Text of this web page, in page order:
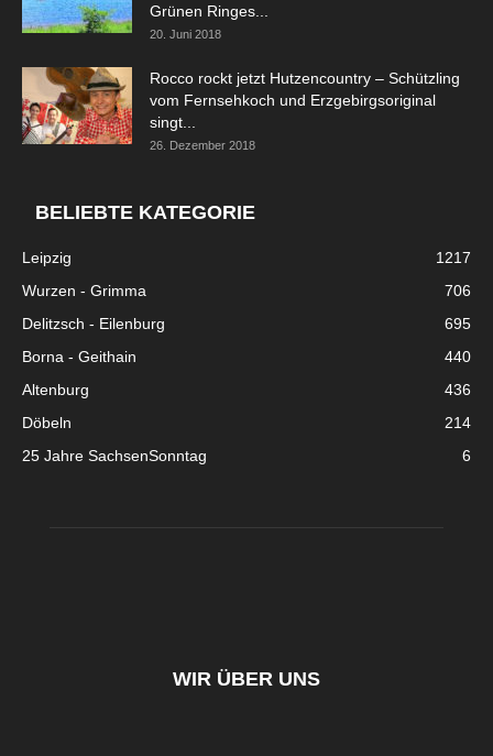
Grünen Ringes...
20. Juni 2018
Rocco rockt jetzt Hutzencountry – Schützling
vom Fernsehkoch und Erzgebirgsoriginal
singt...
26. Dezember 2018
BELIEBTE KATEGORIE
Leipzig
1217
Wurzen - Grimma
706
Delitzsch - Eilenburg
695
Borna - Geithain
440
Altenburg
436
Döbeln
214
25 Jahre SachsenSonntag
6
WIR ÜBER UNS